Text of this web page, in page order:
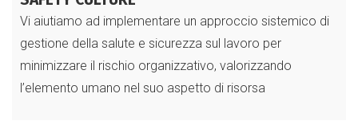
Vi aiutiamo ad implementare un approccio sistemico di
gestione della salute e sicurezza sul lavoro per
minimizzare il rischio organizzativo, valorizzando
l’elemento umano nel suo aspetto di risorsa